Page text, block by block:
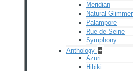
Meridian
Natural Glimmer
Palampore
Rue de Seine
Symphony
Anthology +
Azuri
Hibiki